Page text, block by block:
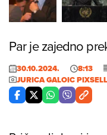
Par je zajedno
30.10.2024. 8:13
JURICA GALOIC PIXSELL